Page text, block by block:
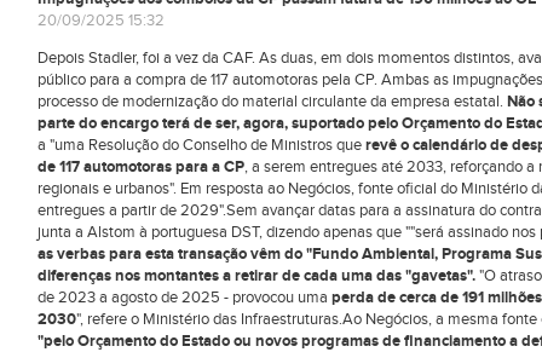
20/09/2025 15:32
Depois Stadler, foi a vez da CAF. As duas, em dois momentos distintos,
público para a compra de 117 automotoras pela CP. Ambas as
processo de modernização do material circulante da empresa estatal. Não
parte do encargo terá de ser, agora, suportado pelo Orçamento do
a "uma Resolução do Conselho de Ministros querevê o calendário de
de 117 automotoras para a CP, a serem entregues até 2033, reforçando
regionais e urbanos". Em resposta ao Negócios, fonte oficial do Ministério
entregues a partir de 2029".Sem avançar datas para a assinatura do
junta a Alstom à portuguesa DST, dizendo apenas que ""será assinado
as verbas para esta transação vêm do "Fundo Ambiental, Programa
diferenças nos montantes a retirar de cada uma das "gavetas"."O
de 2023 a agosto de 2025 - provocou uma perda de cerca de 191
2030", refere o Ministério das Infraestruturas.Ao Negócios, a mesma
"pelo Orçamento do Estado ou novos programas de financiamento a